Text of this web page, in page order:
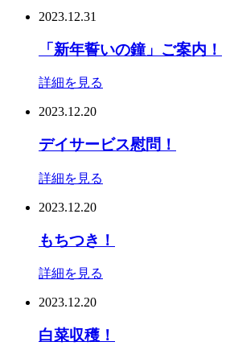
2023.12.31
「新年誓いの鐘」ご案内！
詳細を見る
2023.12.20
デイサービス慰問！
詳細を見る
2023.12.20
もちつき！
詳細を見る
2023.12.20
白菜収穫！